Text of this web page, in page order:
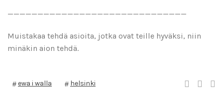
______________________________
Muistakaa tehdä asioita, jotka ovat teille hyväksi, niin
minäkin aion tehdä.
ewa i walla
helsinki